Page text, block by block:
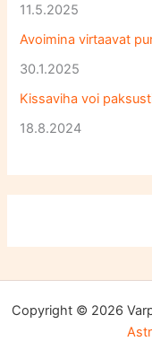
11.5.2025
Avoimina virtaavat
30.1.2025
Kissaviha voi
18.8.2024
Copyright © 2026